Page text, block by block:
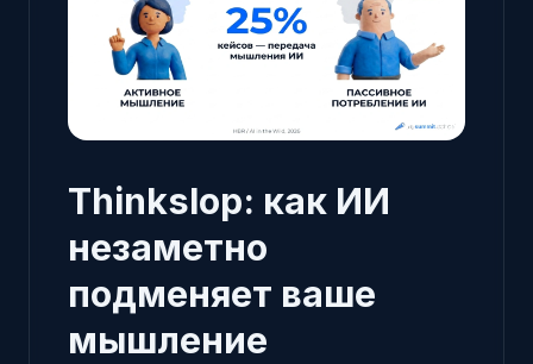
Thinkslop: как ИИ
незаметно
подменяет ваше
мышление